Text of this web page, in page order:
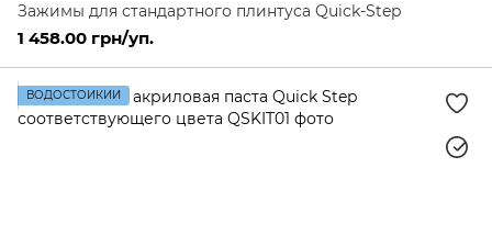
Зажимы для стандартного плинтуса Quick-Step
1 458.00 грн/уп.
ВОДОСТОЙКИЙ